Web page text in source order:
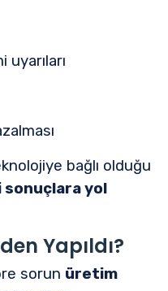
bağlı olduğu
sonuçlara yol
Yapıldı?
sorun üretim